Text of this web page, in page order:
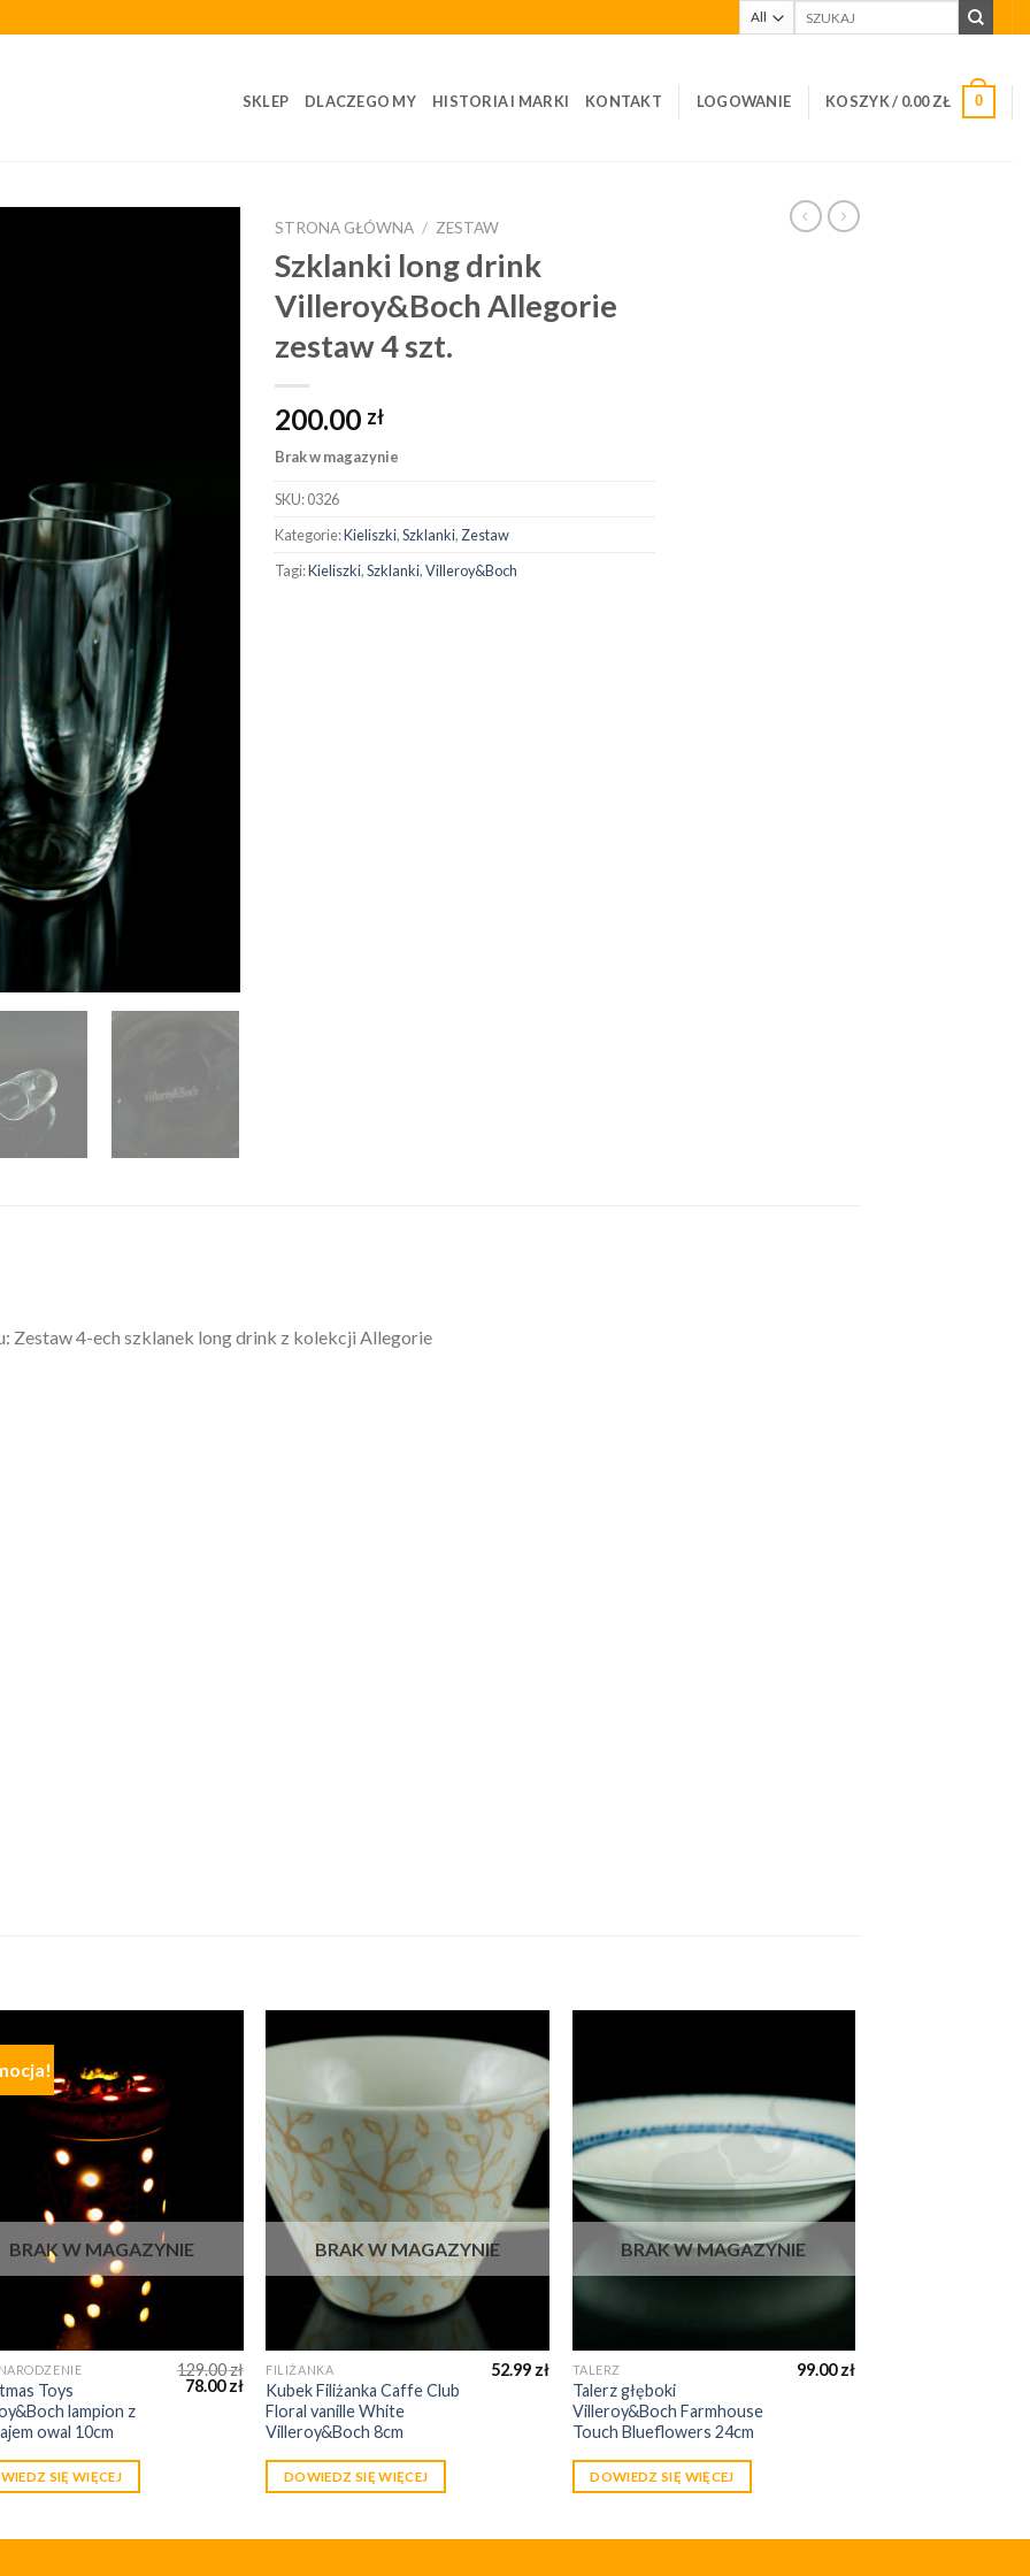
SKLEP DLACZEGO MY HISTORIA I MARKI KONTAKT LOGOWANIE KOSZYK / 0.00ZŁ 0
STRONA GŁÓWNA / ZESTAW
Szklanki long drink
Villeroy&Boch Allegorie
zestaw 4 szt.
200.00 zł
Brak w magazynie
SKU:0326
Kategorie:Kieliszki,Szklanki, Zestaw
Tagi:Kieliszki,Szklanki,Villeroy&Boch
Zestaw 4-ech szklanek long drink z kolekcji Allegorie
BRAK W MAGAZYNIE
Toys
lampion z
owal 10cm
129.00zł
78.00zł
SIĘ WIĘCEJ
BRAK W MAGAZYNIE
FILIŻANKA
Kubek Filiżanka Caffe Club
Floral vanille White
Villeroy&Boch 8cm
52.99 zł
DOWIEDZ SIĘ WIĘCEJ
BRAK W MAGAZYNIE
TALERZ
Talerz głęboki
Villeroy&Boch Farmhouse
Touch Blueflowers 24cm
99.00zł
DOWIEDZ SIĘ WIĘCEJ